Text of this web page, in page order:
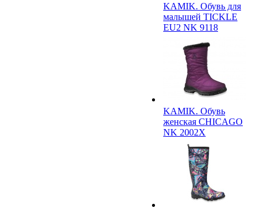
KAMIK. Обувь для
малышей TICKLE
EU2 NK 9118
KAMIK. Обувь
женская CHICAGO
NK 2002X